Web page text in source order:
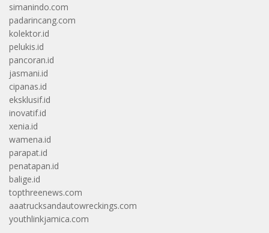
simanindo.com
padarincang.com
kolektor.id
pelukis.id
pancoran.id
jasmani.id
cipanas.id
eksklusif.id
inovatif.id
xenia.id
wamena.id
parapat.id
penatapan.id
balige.id
topthreenews.com
aaatrucksandautowreckings.com
youthlinkjamica.com